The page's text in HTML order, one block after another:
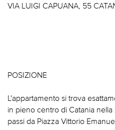
VIA LUIGI CAPUANA, 55
POSIZIONE
L'appartamento si trova
in pieno centro di Catania
passi da Piazza Vittorio